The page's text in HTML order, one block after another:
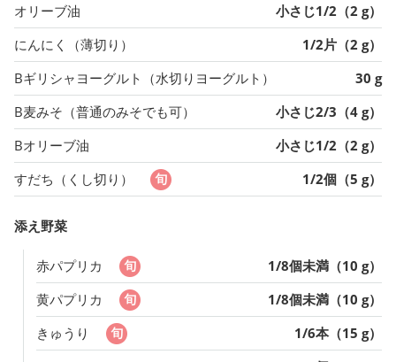
オリーブ油
小さじ1/2（2 g）
にんにく（薄切り）
1/2片（2 g）
Bギリシャヨーグルト（水切りヨーグルト）
30 g
B麦みそ（普通のみそでも可）
小さじ2/3（4 g）
Bオリーブ油
小さじ1/2（2 g）
すだち（くし切り）
1/2個（5 g）
添え野菜
赤パプリカ
1/8個未満（10 g）
黄パプリカ
1/8個未満（10 g）
きゅうり
1/6本（15 g）